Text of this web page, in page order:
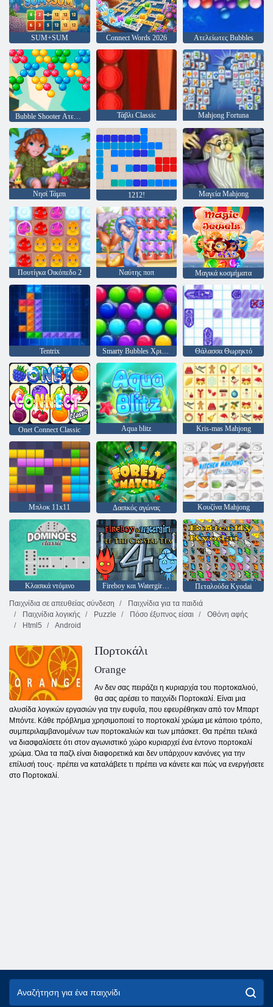
SUM+SUM Connect Words 2026 Ατελείωτες Bubbles
Τάβλι Classic Mahjong Fortuna
Νησί Τάμπι 1212! Μαγεία Mahjong
Πουτίγκα Οικόπεδο 2 Ναύτης ποπ Μαγικά κοσμήματα
Tentrix Smarty Bubbles Χριστούγεννα Edition Θάλασσα Θωρηκτό
Onet Connect Classic Aqua blitz Kris-mas Mahjong
Μπλοκ 11x11 Δασικός αγώνας Κουζίνα Mahjong
Κλασικά ντόμινο Fireboy και Watergirl 4: Crystal Temple
Πεταλούδα Kyodai
Παιχνίδια σε απευθείας σύνδεση
Παιχνίδια για τα παιδιά
Παιχνίδια λογικής
Puzzle Πόσο έξυπνος είσαι
Οθόνη αφής
Html5
Android
Πορτοκάλι
Orange
Αν δεν σας πειράζει η κυριαρχία του πορτοκαλιού,
θα σας αρέσει το παιχνίδι Πορτοκαλί. Είναι μια
αλυσίδα λογικών εργασιών για την ευφυΐα, που εφευρέθηκαν από τον Μπαρτ
Μπόντε. Κάθε πρόβλημα χρησιμοποιεί το πορτοκαλί χρώμα με κάποιο τρόπο,
συμπεριλαμβανομένων των πορτοκαλιών και των μπάσκετ. Θα πρέπει τελικά
να διασφαλίσετε ότι στον αγωνιστικό χώρο κυριαρχεί ένα έντονο πορτοκαλί
χρώμα. Όλα τα παζλ είναι διαφορετικά και δεν υπάρχουν κανόνες για την
επίλυσή τους· πρέπει να καταλάβετε τι πρέπει να κάνετε και πώς να ενεργήσετε
στο Πορτοκαλί.